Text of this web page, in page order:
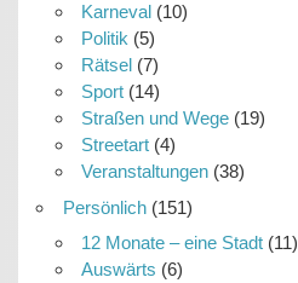
Karneval(10)
Politik (5)
Rätsel(7)
Sport(14)
Straßen und Wege(19)
Streetart(4)
Veranstaltungen(38)
Persönlich(151)
12 Monate – eine Stadt(11)
Auswärts (6)